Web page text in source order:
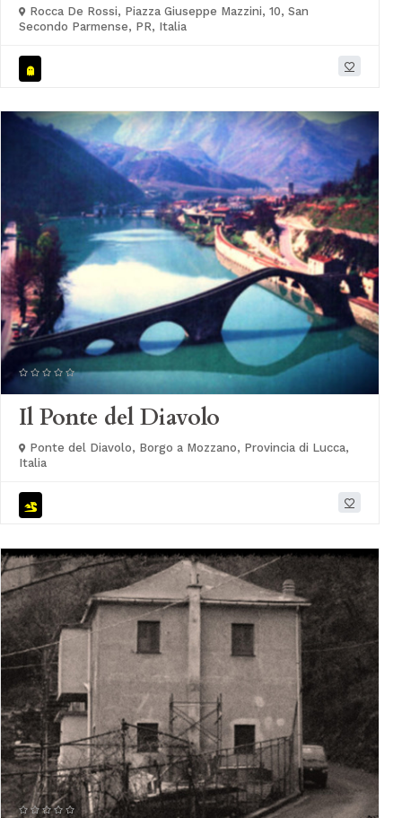
Rocca De Rossi, Piazza Giuseppe Mazzini, 10, San
Secondo Parmense, PR, Italia
Il Ponte del Diavolo
Ponte del Diavolo, Borgo a Mozzano, Provincia di Lucca,
Italia